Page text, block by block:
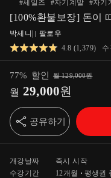
#세일즈 #자기계발 #자기
[100%환불보장] 돈이
박세니
팔로우
4.8 (1,379)
77% 할인 월129,000원
월 29,000원
공유하기
개강날짜
즉시 시작
수강기간
12개월 평생권